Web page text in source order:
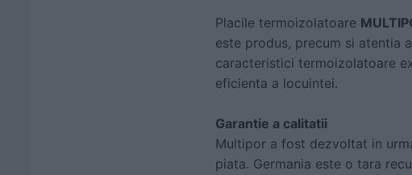
Placile termoizolatoare
este produs, precum si atentia
caracteristici termoizolatoare
eficienta a locuintei.
Garantie a calitatii
Multipor a fost dezvoltat in
piata. Germania este o tara